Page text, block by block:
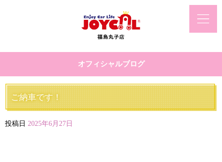
オフィシャルブログ
ご納車です！
投稿日 2025年6月27日